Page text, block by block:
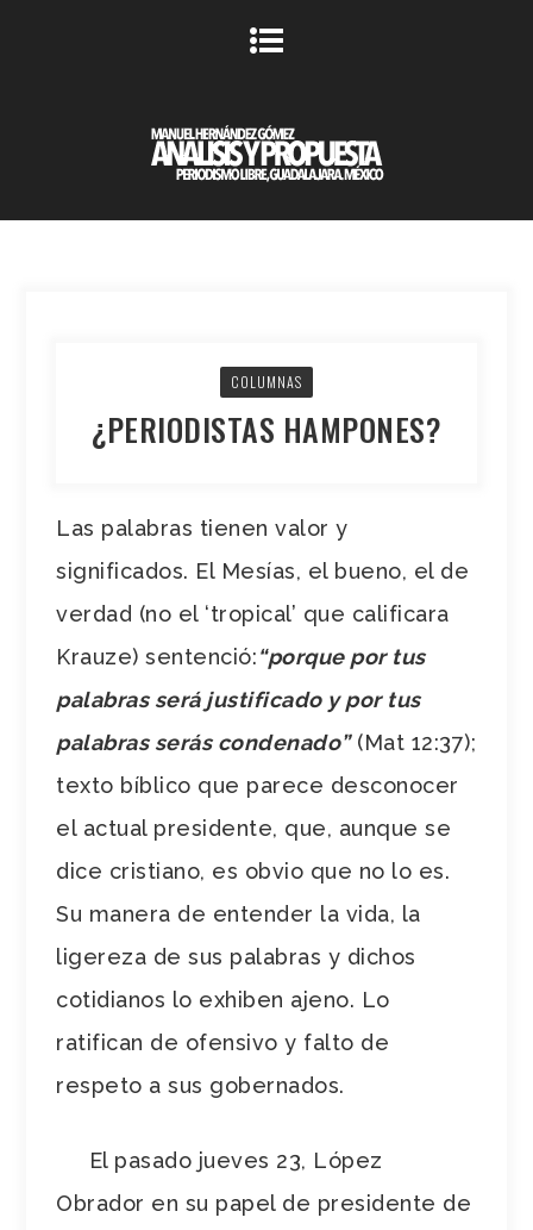
COLUMNAS
¿PERIODISTAS HAMPONES?
Las palabras tienen valor y
significados. El Mesías, el bueno, el de
verdad (no el ‘tropical’ que calificara
Krauze) sentenció:“porque por tus
palabras será justificado y por tus
palabras serás condenado”(Mat 12:37);
texto bíblico que parece desconocer
el actual presidente, que, aunque se
dice cristiano, es obvio que no lo es.
Su manera de entender la vida, la
ligereza de sus palabras y dichos
cotidianos lo exhiben ajeno. Lo
ratifican de ofensivo y falto de
respeto a sus gobernados.
El pasado jueves 23, López
Obrador en su papel de presidente de